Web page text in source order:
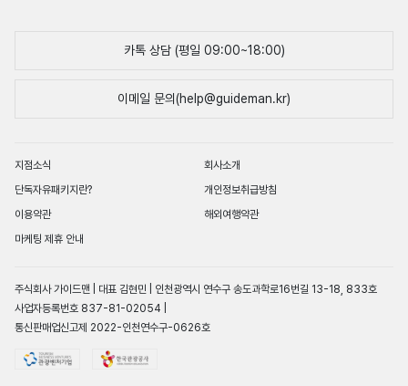
카톡 상담 (평일 09:00~18:00)
이메일 문의(help@guideman.kr)
지점소식
회사소개
단독자유패키지란?
개인정보취급방침
이용약관
해외여행약관
마케팅 제휴 안내
주식회사 가이드맨 | 대표 김현민 | 인천광역시 연수구 송도과학로16번길 13-18, 833호
사업자등록번호 837-81-02054 |
통신판매업신고제 2022-인천연수구-0626호